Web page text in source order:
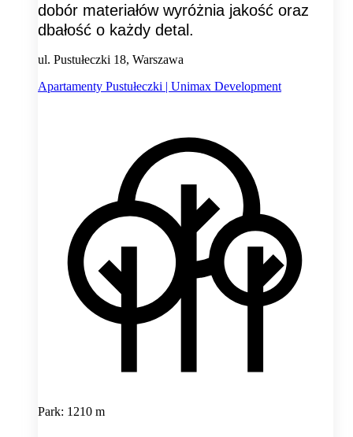
dobór materiałów wyróżnia jakość oraz
dbałość o każdy detal.
ul. Pustułeczki 18, Warszawa
Apartamenty Pustułeczki | Unimax Development
Park: 1210 m